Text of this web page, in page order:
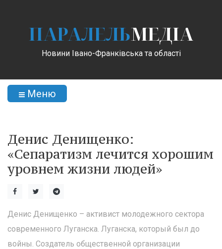
ПАРАЛЕЛЬМЕДІА
Новини Івано-Франківська та області
Меню
Денис Денищенко:
«Сепаратизм лечится хорошим
уровнем жизни людей»
Денис Денищенко – активист молодежного сектора
современного Луганска. Луганска, который был до
войны. Создатель общественной организации